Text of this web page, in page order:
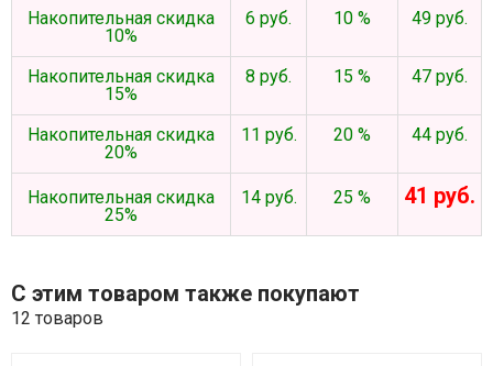
Накопительная скидка
10%
6 руб. 10 % 49 руб.
Накопительная скидка
15%
8 руб. 15 % 47 руб.
Накопительная скидка
20%
11 руб. 20 % 44 руб.
Накопительная скидка
25%
14 руб. 25 % 41 руб.
С этим товаром также покупают
12 товаров